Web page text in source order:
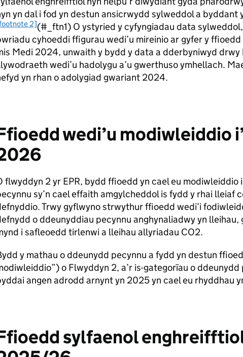
yn dal i fod yn destun ansicrwydd sylweddol a byddant
2](#_ftn1) O ystyried y cyfyngiadau data
cyhoeddi ffigurau wedi’u mireinio ar gyfer y
Medi 2024, unwaith y bydd y data a dderbyniwyd drwy
wedi’u hadolygu a’u gwerthuso ymhellach.
yn rhan o adolygiad gwariant 2024.
wedi’u modiwleiddio
flwyddyn 2 yr EPR, bydd ffioedd yn cael eu modiwleiddio
sy’n cael effaith amgylcheddol is fydd y rhai lleiaf
Trwy gyflwyno strwythur ffioedd wedi’i
o ddeunyddiau pecynnu anghynaliadwy yn lleihau,
i safleoedd tirlenwi a lleihau allyriadau CO2.
y mathau o ddeunydd pecynnu a fydd yn destun
o Flwyddyn 2, a’r is-gategorïau o
angen adrodd arnynt yn 2025 yn cael eu rhyddhau
sylfaenol